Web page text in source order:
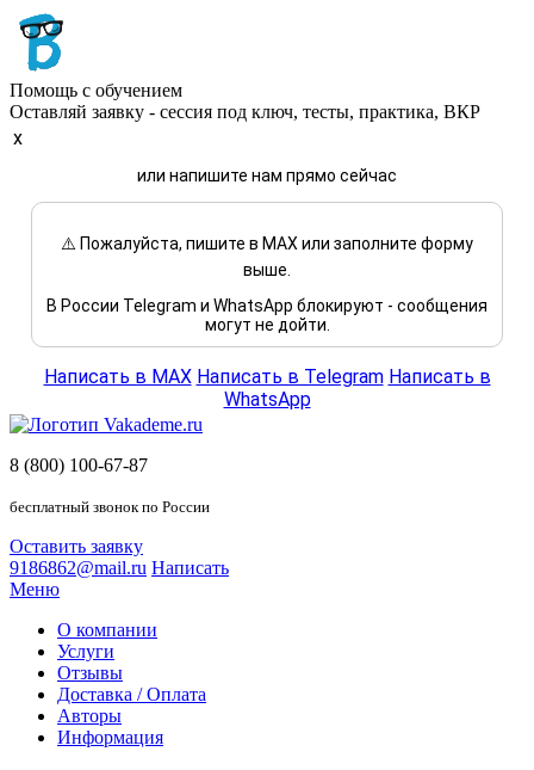
Помощь с обучением
Оставляй заявку - сессия под ключ, тесты, практика, ВКР
x
или напишите нам прямо сейчас
⚠️ Пожалуйста, пишите в MAX или заполните форму
выше.
В России Telegram и WhatsApp блокируют - сообщения
могут не дойти.
Написать в MAX Написать в Telegram Написать в
WhatsApp
8 (800) 100-67-87
бесплатный звонок по России
Оставить заявку
9186862@mail.ru Написать
Меню
О компании
Услуги
Отзывы
Доставка / Оплата
Авторы
Информация